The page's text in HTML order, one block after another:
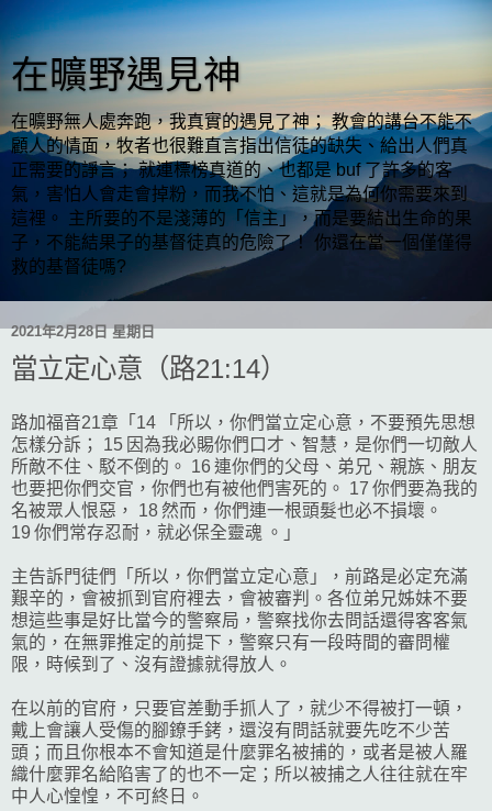
在曠野遇見神
在曠野無人處奔跑，我真實的遇見了神； 教會的講台不能不
顧人的情面，牧者也很難直言指出信徒的缺失、給出人們真
正需要的諍言； 就連標榜真道的、也都是 buf 了許多的客
氣，害怕人會走會掉粉，而我不怕、這就是為何你需要來到
這裡。 主所要的不是淺薄的「信主」，而是要結出生命的果
子，不能結果子的基督徒真的危險了！ 你還在當一個僅僅得
救的基督徒嗎?
2021年2月28日 星期日
當立定心意（路21:14）
路加福音21章「14 「所以，你們當立定心意，不要預先思想
怎樣分訴； 15 因為我必賜你們口才、智慧，是你們一切敵人
所敵不住、駁不倒的。 16 連你們的父母、弟兄、親族、朋友
也要把你們交官，你們也有被他們害死的。 17 你們要為我的
名被眾人恨惡， 18 然而，你們連一根頭髮也必不損壞。
19 你們常存忍耐，就必保全靈魂 。」
主告訴門徒們「所以，你們當立定心意」，前路是必定充滿
艱辛的，會被抓到官府裡去，會被審判。各位弟兄姊妹不要
想這些事是好比當今的警察局，警察找你去問話還得客客氣
氣的，在無罪推定的前提下，警察只有一段時間的審問權
限，時候到了、沒有證據就得放人。
在以前的官府，只要官差動手抓人了，就少不得被打一頓，
戴上會讓人受傷的腳鐐手銬，還沒有問話就要先吃不少苦
頭；而且你根本不會知道是什麼罪名被捕的，或者是被人羅
織什麼罪名給陷害了的也不一定；所以被捕之人往往就在牢
中人心惶惶，不可終日。